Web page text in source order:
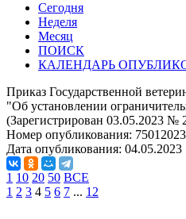
Сегодня
Неделя
Месяц
ПОИСК
КАЛЕНДАРЬ
Приказ Государственной
"Об установлении
(Зарегистрирован 03.05.2023 №
Номер опубликования:
Дата опубликования: 04.05.2023
1 10 20 50 ВСЕ
1 2 3 4 5 6 7 ... 12